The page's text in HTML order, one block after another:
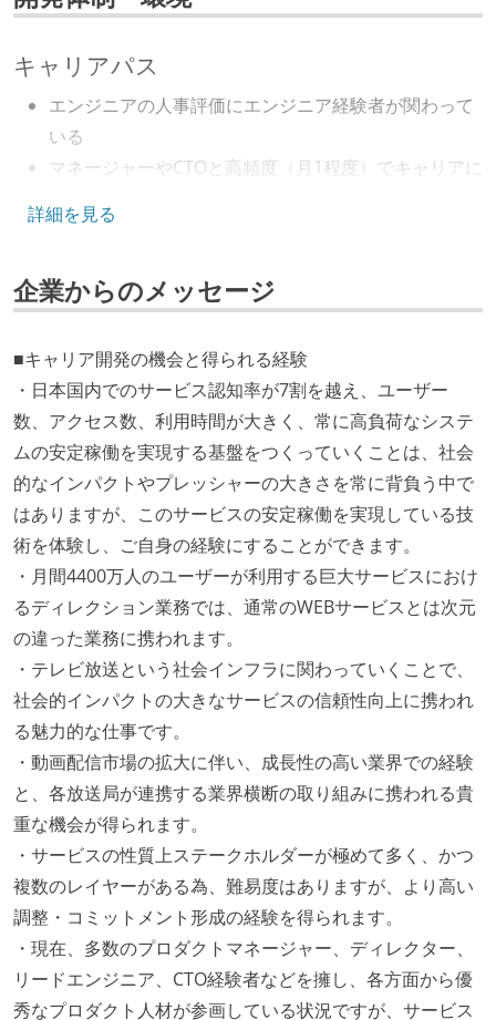
キャリアパス
エンジニアの人事評価にエンジニア経験者が関わって
いる
マネージャーやCTOと高頻度（月1程度）でキャリアに
CTO またはそれに準じる、技術やワークフローの標準
化を行う役割の人・部門が存在する
取締役（社内）または執行役員として、エンジニアリ
ング部門の人間が経営に参加している
エンジニアが自発的に外部のイベントやカンファレン
スに登壇している
最新技術を追いかけるための社内勉強会が定期開催さ
れ、参加者が自主的に参加している
大規模サービスの開発
同時接続ユーザー数（数千以上）
労働環境の自由度
週2日リモート勤務のハイブリットワーク（週3出社）
業務時間中に中抜けできる制度がある
2年以内に未就学児を子育てしながら働いていたエン
ジニアがいる
フレックスタイム制または裁量労働制を採用している
職業安定法に対応する記載事項
労働契約期間：無期雇用
給与形態：賞与あり
給与形態：月給制
主な休暇：年末年始、夏季、慶弔休暇など
詳細を見る
企業からのメッセージ
■キャリア開発の機会と得られる経験
・日本国内でのサービス認知率が7割を越え、ユーザー
数、アクセス数、利用時間が大きく、常に高負荷なシステ
ムの安定稼働を実現する基盤をつくっていくことは、社会
的なインパクトやプレッシャーの大きさを常に背負う中で
はありますが、このサービスの安定稼働を実現している技
術を体験し、ご自身の経験にすることができます。
・月間4400万人のユーザーが利用する巨大サービスにおけ
るディレクション業務では、通常のWEBサービスとは次元
の違った業務に携われます。
・テレビ放送という社会インフラに関わっていくことで、
社会的インパクトの大きなサービスの信頼性向上に携われ
る魅力的な仕事です。
・動画配信市場の拡大に伴い、成長性の高い業界での経験
と、各放送局が連携する業界横断の取り組みに携われる貴
重な機会が得られます。
・サービスの性質上ステークホルダーが極めて多く、かつ
複数のレイヤーがある為、難易度はありますが、より高い
調整・コミットメント形成の経験を得られます。
・現在、多数のプロダクトマネージャー、ディレクター、
リードエンジニア、CTO経験者などを擁し、各方面から優
秀なプロダクト人材が参画している状況ですが、サービス